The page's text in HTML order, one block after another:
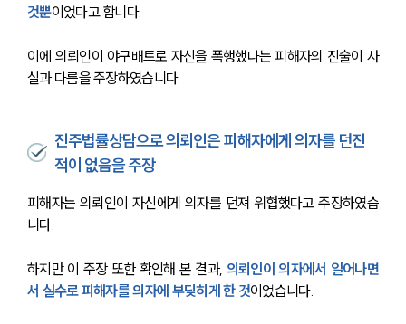
것뿐이었다고 합니다.
이에 의뢰인이 야구배트로 자신을 폭행했다는 피해자의 진술이 사
실과 다름을 주장하였습니다.
진주법률상담으로 의뢰인은 피해자에게 의자를 던진
적이 없음을 주장
피해자는 의뢰인이 자신에게 의자를 던져 위협했다고 주장하였습
니다.
하지만 이 주장 또한 확인해 본 결과, 의뢰인이 의자에서 일어나면
서 실수로 피해자를 의자에 부딪히게 한 것이었습니다.